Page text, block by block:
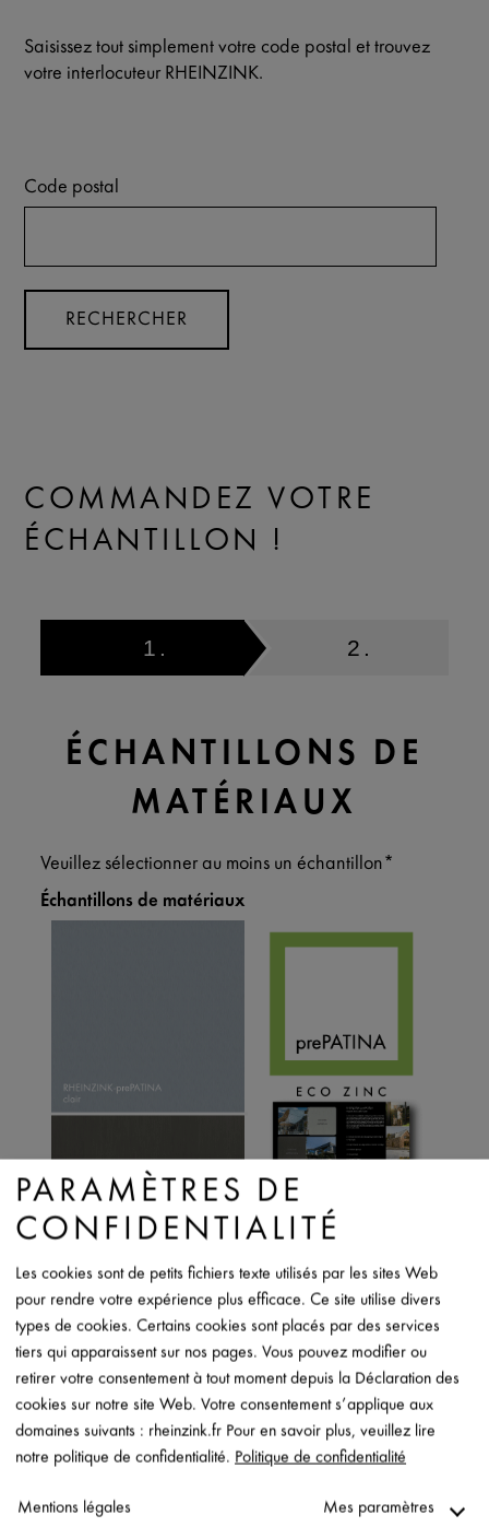
Saisissez tout simplement votre code postal et trouvez
votre interlocuteur RHEINZINK.
Code postal
COMMANDEZ VOTRE
ÉCHANTILLON !
ÉCHANTILLONS DE
MATÉRIAUX
Veuillez sélectionner au moins un échantillon*
Échantillons de matériaux
Pochette prePATINA ECO ZINC (clair et
ardoise)
PARAMÈTRES DE
CONFIDENTIALITÉ
Les cookies sont de petits fichiers texte utilisés par les sites Web
pour rendre votre expérience plus efficace. Ce site utilise divers
types de cookies. Certains cookies sont placés par des services
tiers qui apparaissent sur nos pages. Vous pouvez modifier ou
retirer votre consentement à tout moment depuis la Déclaration des
cookies sur notre site Web. Votre consentement s’applique aux
domaines suivants : rheinzink.fr Pour en savoir plus, veuillez lire
notre politique de confidentialité. Politique de confidentialité
Mentions légales Mes paramètres